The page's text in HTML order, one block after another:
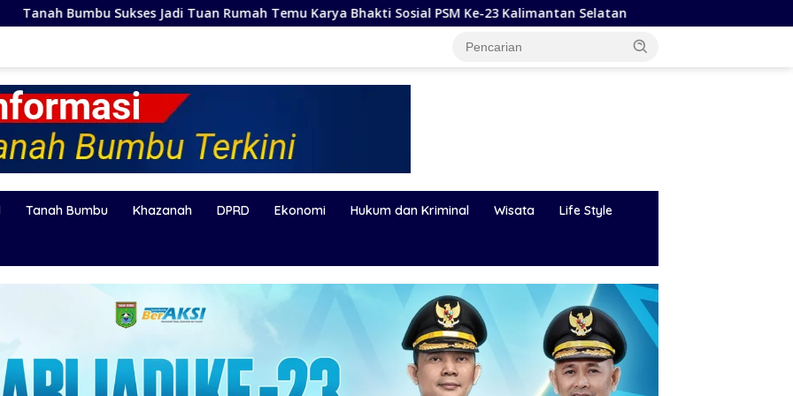
Jadi Tuan Rumah Temu Karya Bhakti Sosial PSM Ke-23 Kalimantan Selatan Hadapi Karhutla dan Bencana
Tanah Bumbu Khazanah DPRD Ekonomi Hukum dan Kriminal Wisata Life Style